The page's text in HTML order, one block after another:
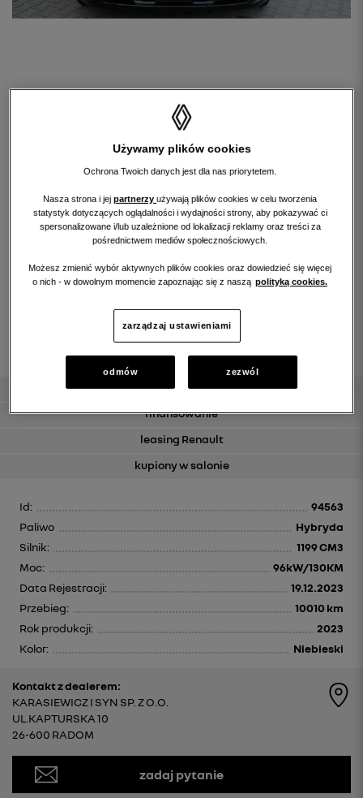
gwarancja 12m
finansowanie
leasing Renault
kupiony w salonie
Id:
94563
Paliwo
Hybryda
Silnik:
1199 CM3
Moc:
96kW/130KM
Data Rejestracji:
19.12.2023
Przebieg:
10010 km
Rok produkcji:
2023
Kolor:
Niebieski
Kontakt z dealerem:
KARASIEWICZ I SYN SP. Z O.O.
UL.KAPTURSKA 10
26-600 RADOM
zadaj pytanie
Używamy plików cookies
Ochrona Twoich danych jest dla nas priorytetem.
Nasza strona i jej partnerzy używają plików cookies w celu tworzenia
statystyk dotyczących oglądalności i wydajności strony, aby pokazywać ci
spersonalizowane i/lub uzależnione od lokalizacji reklamy oraz treści za
pośrednictwem mediów społecznościowych.
Możesz zmienić wybór aktywnych plików cookies oraz dowiedzieć się więcej
o nich - w dowolnym momencie zapoznając się z naszą polityką cookies.
zarządzaj ustawieniami
odmów zezwól